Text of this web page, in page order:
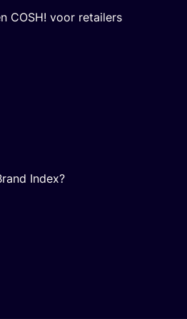
COSH! voor retailers
Index?